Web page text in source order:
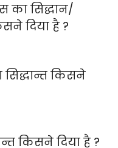
का सिद्धान/
दिया है ?
सिद्धान्त किसने
किसने दिया है ?